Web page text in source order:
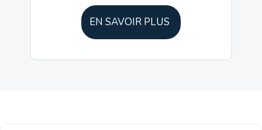
EN SAVOIR PLUS